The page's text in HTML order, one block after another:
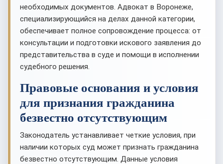
необходимых документов. Адвокат в Воронеже,
специализирующийся на делах данной категории,
обеспечивает полное сопровождение процесса: от
консультации и подготовки искового заявления до
представительства в суде и помощи в исполнении
судебного решения.
Правовые основания и условия
для признания гражданина
безвестно отсутствующим
Законодатель устанавливает четкие условия, при
наличии которых суд может признать гражданина
безвестно отсутствующим. Данные условия